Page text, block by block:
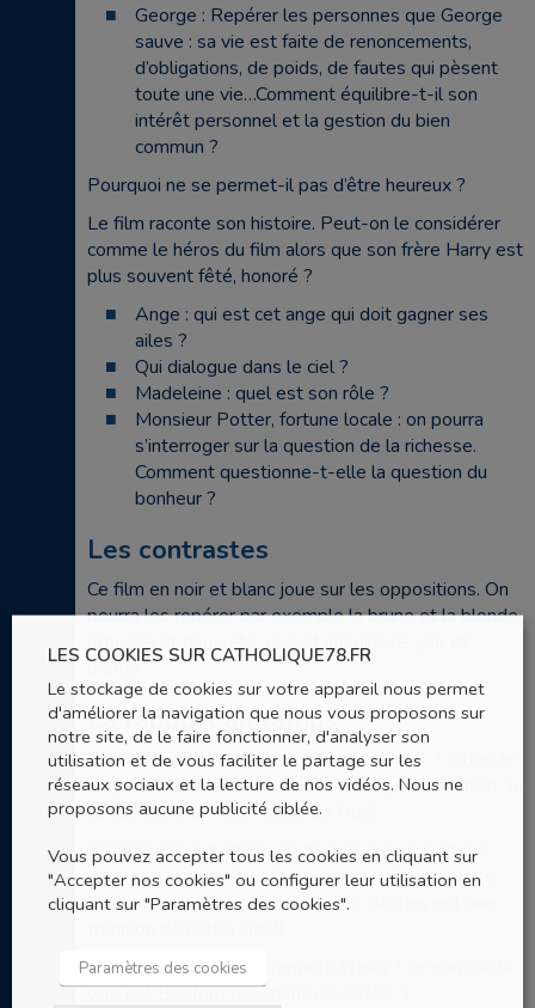
George : Repérer les personnes que George
sauve : sa vie est faite de renoncements,
d’obligations, de poids, de fautes qui pèsent
toute une vie…Comment équilibre-t-il son
intérêt personnel et la gestion du bien
commun ?
Pourquoi ne se permet-il pas d’être heureux ?
Le film raconte son histoire. Peut-on le considérer
comme le héros du film alors que son frère Harry est
plus souvent fêté, honoré ?
Ange : qui est cet ange qui doit gagner ses
ailes ?
Qui dialogue dans le ciel ?
Madeleine : quel est son rôle ?
Monsieur Potter, fortune locale : on pourra
s’interroger sur la question de la richesse.
Comment questionne-t-elle la question du
bonheur ?
Les contrastes
Ce film en noir et blanc joue sur les oppositions. On
pourra les repérer par exemple la brune et la blonde,
richesse et pauvreté, réel et imaginaire, joie et
drame…
Le rapport au temps
Sur combien de temps se déroule le récit ? Situer le
long flashback sur l’histoire de George par rapport au
temps de la soirée, veillée de Noël.
Repérer les indications de temps (neige…) et les
liens qui peuvent être faits avec la préparation de
Noël (par exemple l’agitation des cloches est une
Les symboles :quel rapport à l’eau ? (le nom de la
ville est Bedford falls donc cascades…)
LES COOKIES SUR CATHOLIQUE78.FR
Le stockage de cookies sur votre appareil nous permet
d'améliorer la navigation que nous vous proposons sur
notre site, de le faire fonctionner, d'analyser son
utilisation et de vous faciliter le partage sur les
réseaux sociaux et la lecture de nos vidéos. Nous ne
proposons aucune publicité ciblée.
Vous pouvez accepter tous les cookies en cliquant sur
"Accepter nos cookies" ou configurer leur utilisation en
cliquant sur "Paramètres des cookies".
Paramètres des cookies